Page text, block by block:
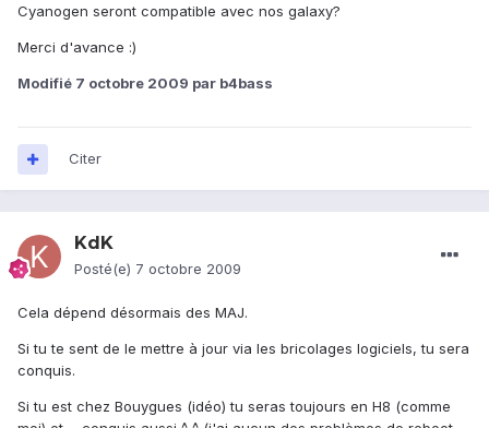
Cyanogen seront compatible avec nos galaxy?
Merci d'avance :)
Modifié 7 octobre 2009 par b4bass
Citer
KdK
Posté(e) 7 octobre 2009
Cela dépend désormais des MAJ.
Si tu te sent de le mettre à jour via les bricolages logiciels, tu sera
conquis.
Si tu est chez Bouygues (idéo) tu seras toujours en H8 (comme